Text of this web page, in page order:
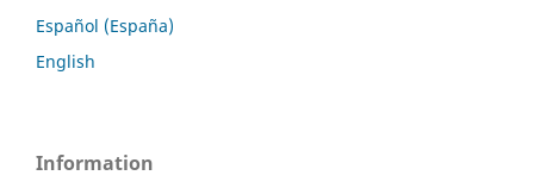
Español (España)
English
Information